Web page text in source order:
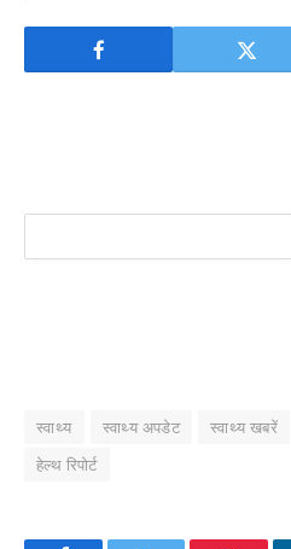
स्वाथ्य स्वाथ्य अपडेट स्वाथ्य खबरें
हेल्थ रिपोर्ट